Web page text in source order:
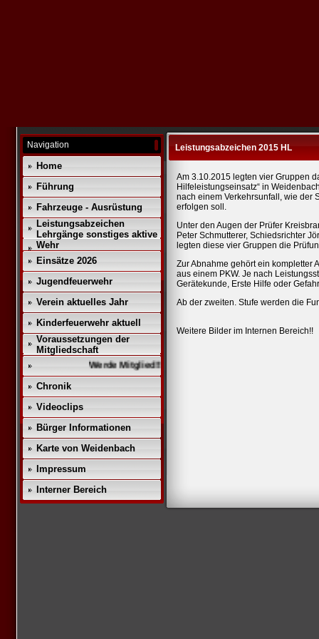
Navigation
Home
Führung
Fahrzeuge - Ausrüstung
Leistungsabzeichen
Lehrgänge sonstiges aktive
Wehr
Einsätze 2026
Jugendfeuerwehr
Verein aktuelles Jahr
Kinderfeuerwehr aktuell
Voraussetzungen der
Mitgliedschaft
Werde Mitglied!!
Chronik
Videoclips
Bürger Informationen
Karte von Weidenbach
Impressum
Interner Bereich
Leistungsabzeichen 2015 HL
Am 3.10.2015 legten vier Gruppen
Hilfeleistungseinsatz“ in
nach einem Verkehrsunfall, wie der
erfolgen soll.
Unter den Augen der Prüfer
Peter Schmutterer, Schiedsrichter
legten diese vier Gruppen die
Zur Abnahme gehört ein kompletter
aus einem PKW. Je nach
Gerätekunde, Erste Hilfe oder
Ab der zweiten. Stufe werden die
Weitere Bilder im Internen Bereich!!